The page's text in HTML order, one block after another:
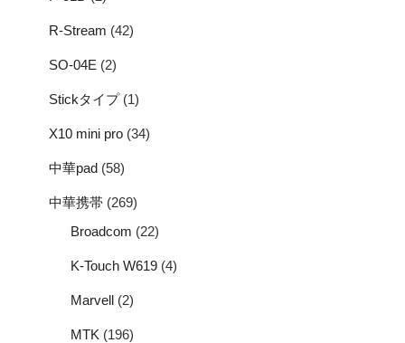
R-Stream (42)
SO-04E (2)
Stickタイプ(1)
X10 mini pro (34)
中華pad (58)
中華携帯 (269)
Broadcom (22)
K-Touch W619 (4)
Marvell (2)
MTK (196)